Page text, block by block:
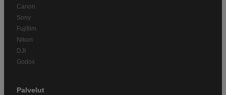
Canon
Sony
Fujifilm
Nikon
DJI
Godox
Palvelut